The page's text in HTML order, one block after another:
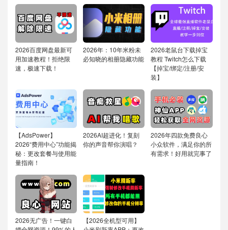
2026百度网盘最新可
用加速教程！拒绝限
速，极速下载！
2026年：10年米粉未
必知晓的相册隐藏功能
2026老鼠台下载掉宝
教程 Twitch怎么下载
【掉宝/绑定/注册/安
装】
【AdsPower】
2026“费用中心”功能揭
秘：更改套餐与使用能
量指南！
2026AI超进化！复刻
你的声音帮你演唱？
2026年四款免费良心
小众软件，满足你的所
有需求！好用就完事了
2026无广告！一键白
【2026全机型可用】